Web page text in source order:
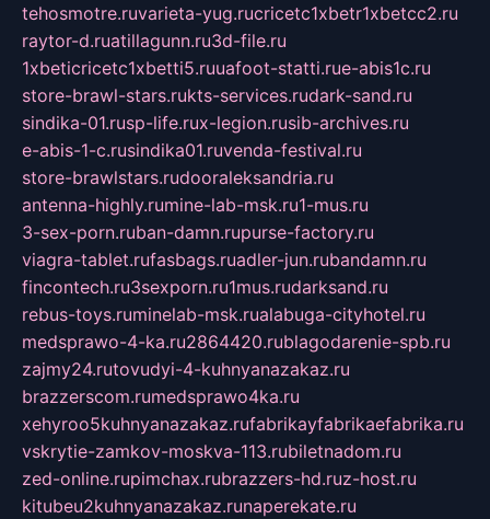
tehosmotre.ruvarieta-yug.rucricetc1xbetr1xbetcc2.ru
raytor-d.ruatillagunn.ru3d-file.ru
1xbeticricetc1xbetti5.ruuafoot-statti.rue-abis1c.ru
store-brawl-stars.rukts-services.rudark-sand.ru
sindika-01.rusp-life.rux-legion.rusib-archives.ru
e-abis-1-c.rusindika01.ruvenda-festival.ru
store-brawlstars.rudooraleksandria.ru
antenna-highly.rumine-lab-msk.ru1-mus.ru
3-sex-porn.ruban-damn.rupurse-factory.ru
viagra-tablet.rufasbags.ruadler-jun.rubandamn.ru
fincontech.ru3sexporn.ru1mus.rudarksand.ru
rebus-toys.ruminelab-msk.rualabuga-cityhotel.ru
medsprawo-4-ka.ru2864420.rublagodarenie-spb.ru
zajmy24.rutovudyi-4-kuhnyanazakaz.ru
brazzerscom.rumedsprawo4ka.ru
xehyroo5kuhnyanazakaz.rufabrikayfabrikaefabrika.ru
vskrytie-zamkov-moskva-113.rubiletnadom.ru
zed-online.rupimchax.rubrazzers-hd.ruz-host.ru
kitubeu2kuhnyanazakaz.runaperekate.ru